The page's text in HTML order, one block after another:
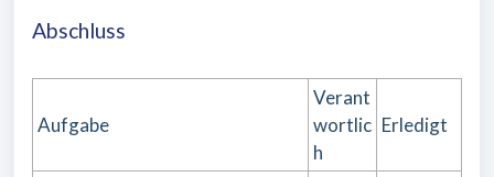
Abschluss
Aufgabe
Verant
wortlic
h
Erledigt